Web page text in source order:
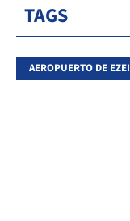
TAGS
AEROPUERTO DE